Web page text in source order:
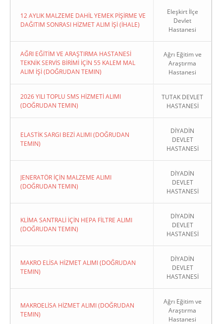
12 AYLIK MALZEME DAHİL YEMEK PİŞİRME VE
DAĞITIM SONRASI HİZMET ALIM İŞİ (İHALE)
Eleşkirt İlçe
Devlet
Hastanesi
AĞRI EĞİTİM VE ARAŞTIRMA HASTANESİ
TEKNİK SERVİS BİRİMİ İÇİN 55 KALEM MAL
ALIM İŞİ (DOĞRUDAN TEMIN)
Ağrı Eğitim ve
Araştırma
Hastanesi
2026 YILI TOPLU SMS HİZMETİ ALIMI
(DOĞRUDAN TEMIN)
TUTAK DEVLET
HASTANESİ
ELASTİK SARGI BEZİ ALIMI (DOĞRUDAN
TEMIN)
DİYADİN
DEVLET
HASTANESİ
JENERATÖR İÇİN MALZEME ALIMI
(DOĞRUDAN TEMIN)
DİYADİN
DEVLET
HASTANESİ
KLİMA SANTRALİ İÇİN HEPA FİLTRE ALIMI
(DOĞRUDAN TEMIN)
DİYADİN
DEVLET
HASTANESİ
MAKRO ELİSA HİZMET ALIMI (DOĞRUDAN
TEMIN)
DİYADİN
DEVLET
HASTANESİ
MAKROELİSA HİZMET ALIMI (DOĞRUDAN
TEMIN)
Ağrı Eğitim ve
Araştırma
Hastanesi